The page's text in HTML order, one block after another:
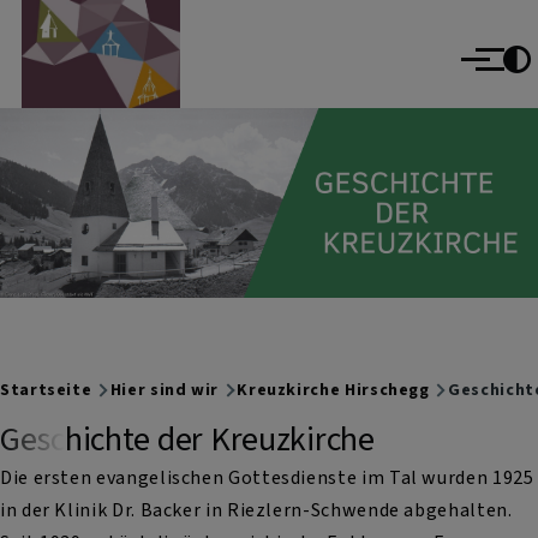
Direkt zum Inhalt
Evangelisch im Oberallgäu
evangelisch im World Wide Web
Menü
Breadcrumb
Startseite Hier sind wir Kreuzkirche Hirschegg
Geschichte der Kreuzkirche
Die ersten evangelischen Gottesdienste im Tal wurden 1925
in der Klinik Dr. Backer in Riezlern-Schwende abgehalten.